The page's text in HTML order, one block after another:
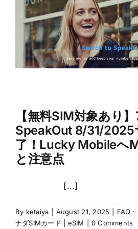
【無料SIM対象あり
SpeakOut 8/31/2025
了！Lucky Mobileへ
と注意点
[...]
By ketaiya August 21, 2025 FAQ
ナダSIMカード | eSIM
0 Comments